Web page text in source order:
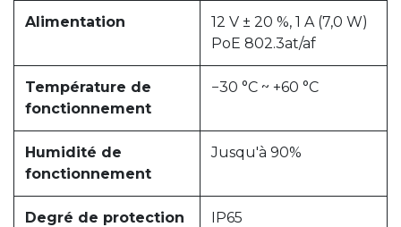
Alimentation
12 V ± 20 %, 1 A (7,0 W)
PoE 802.3at/af
Température de
fonctionnement
−30 °C ~ +60 °C
Humidité de
fonctionnement
Jusqu'à 90%
Degré de protection IP65